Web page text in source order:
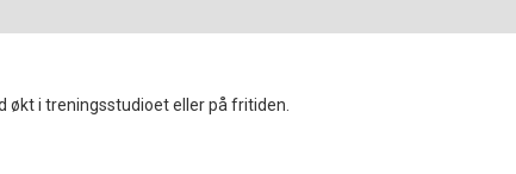
økt i treningsstudioet eller på fritiden.